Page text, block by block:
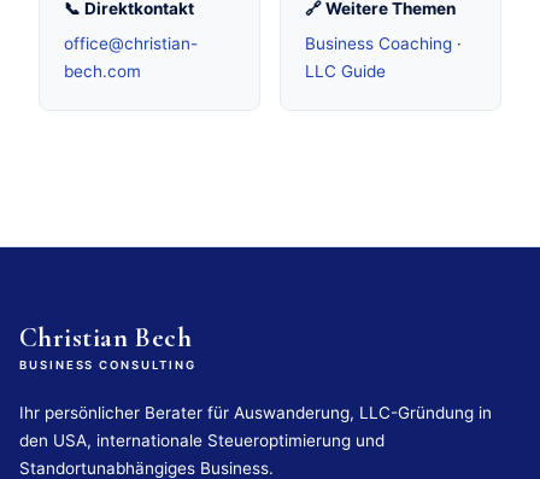
📞 Direktkontakt
office@christian-
bech.com
🔗 Weitere Themen
Business Coaching ·
LLC Guide
Christian Bech
BUSINESS CONSULTING
Ihr persönlicher Berater für Auswanderung, LLC-Gründung in
den USA, internationale Steueroptimierung und
Standortunabhängiges Business.